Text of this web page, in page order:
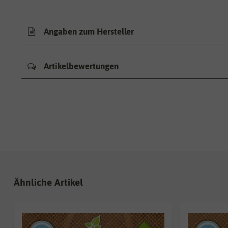
Angaben zum Hersteller
Artikelbewertungen
Ähnliche Artikel